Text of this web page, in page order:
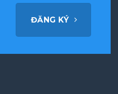
ĐĂNG KÝ